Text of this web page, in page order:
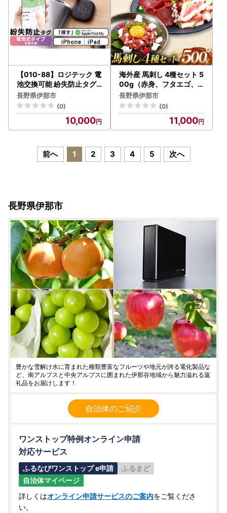
【010-88】ロジテック 電
池交換可能 紛失防止タグ
タグ型 LGT-LWBETG1BK
A
長野県伊那市
(0)
10,000
海外産 馬刺し 4種セット 5
00g（赤身、フタエゴ、
サガリ、トロユッケ） 馬
刺しの長野屋【011-b9】
長野県伊那市
(0)
11,000
前へ 1 2 3 4 5 次へ
長野県伊那市
豊かな雪解け水に育まれた種類豊富なフルーツや地元が誇る電化製品な
ど、南アルプスと中央アルプスに囲まれた伊那谷地域から魅力溢れる返
礼品をお届けします！
自治体のご紹介
ワンストップ特例オンライン申請
対応サービス
ふるなびワンストップ e申請
ふるまど
自治体マイページ
詳しくはオンライン申請サービスのご案内をご覧くださ
い。